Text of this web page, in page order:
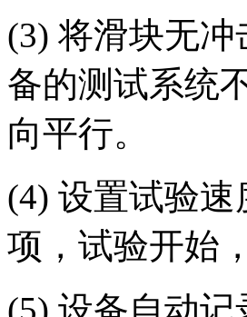
(3) 将滑块无
备的测试系统
向平行。
(4) 设置试验
项，试验开始
(5) 设备自动